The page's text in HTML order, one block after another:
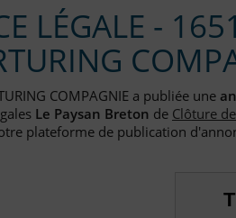
LÉGALE -
COMPAGNIE a publiée une
Le Paysan Breton de Clôture
plateforme de publication